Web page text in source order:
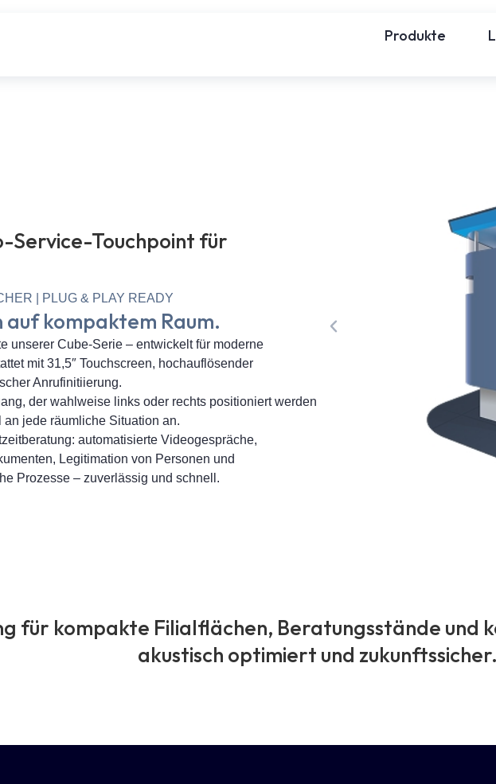
Produkte
Service-Touchpoint für
| PLUG & PLAY READY
auf kompaktem Raum.
unserer Cube-Serie – entwickelt für moderne
mit 31,5″ Touchscreen, hochauflösender
Anrufinitiierung.
der wahlweise links oder rechts positioniert werden
jede räumliche Situation an.
automatisierte Videogespräche,
Legitimation von Personen und
Prozesse – zuverlässig und schnell.
für kompakte Filialflächen, Beratungsstände und
akustisch optimiert und zukunftssicher.